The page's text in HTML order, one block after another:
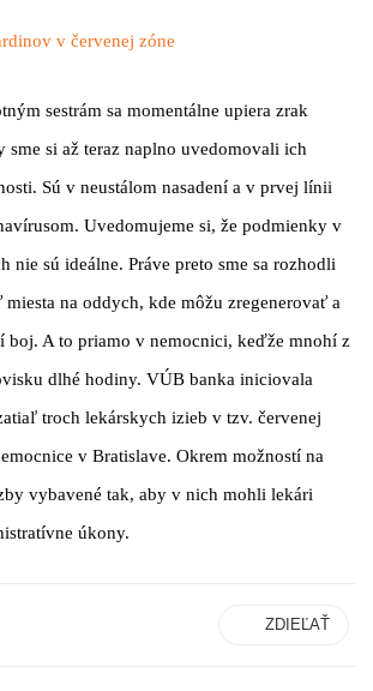
v červenej zóne
sestrám sa momentálne upiera zrak
sme si až teraz naplno uvedomovali ich
Sú v neustálom nasadení a v prvej línii
Uvedomujeme si, že podmienky v
nie sú ideálne. Práve preto sme sa rozhodli
na oddych, kde môžu zregenerovať a
A to priamo v nemocnici, keďže mnohí z
dlhé hodiny. VÚB banka iniciovala
troch lekárskych izieb v tzv. červenej
v Bratislave. Okrem možností na
vybavené tak, aby v nich mohli lekári
úkony.
ZDIEĽAŤ